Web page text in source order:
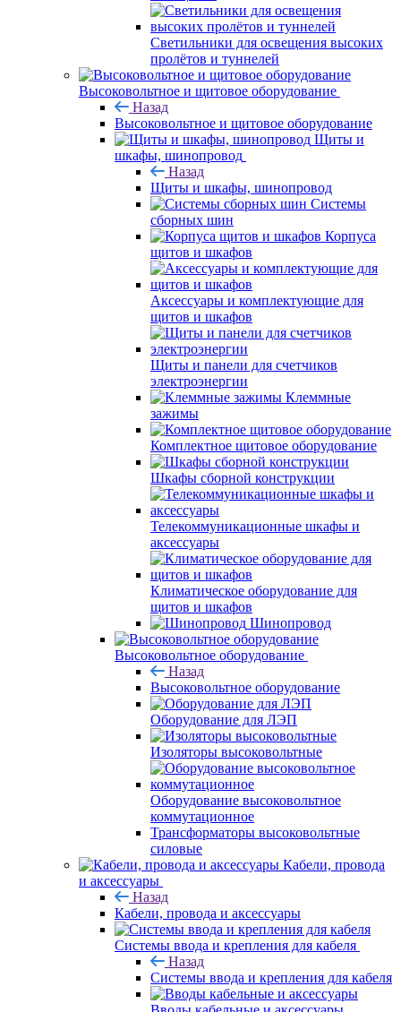
Светильники для освещения высоких
пролётов и туннелей
Высоковольтное и щитовое оборудование
Назад
Высоковольтное и щитовое оборудование
Щиты и
шкафы, шинопровод
Назад
Щиты и шкафы, шинопровод
Системы
сборных шин
Корпуса
щитов и шкафов
Аксессуары и комплектующие для
щитов и шкафов
Щиты и панели для счетчиков
электроэнергии
Клеммные
зажимы
Комплектное щитовое оборудование
Шкафы сборной конструкции
Телекоммуникационные шкафы и
аксессуары
Климатическое оборудование для
щитов и шкафов
Шинопровод
Высоковольтное оборудование
Назад
Высоковольтное оборудование
Оборудование для ЛЭП
Изоляторы высоковольтные
Оборудование высоковольтное
коммутационное
Трансформаторы высоковольтные
силовые
Кабели, провода
и аксессуары
Назад
Кабели, провода и аксессуары
Системы ввода и крепления для кабеля
Назад
Системы ввода и крепления для кабеля